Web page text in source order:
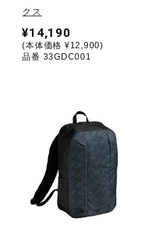
ゴルフ
バレーボール
テニス／ソフトテ
クス
¥14,190
(本体価格 ¥12,900)
品番 33GDC001